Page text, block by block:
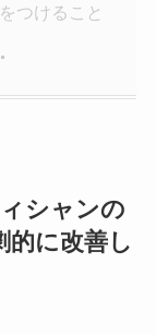
つけること
シャンの
的に改善し